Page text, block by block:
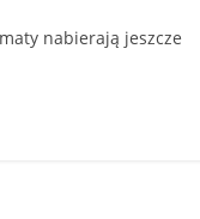
nabierają jeszcze